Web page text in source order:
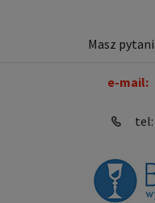
Masz
e-mail:
tel: